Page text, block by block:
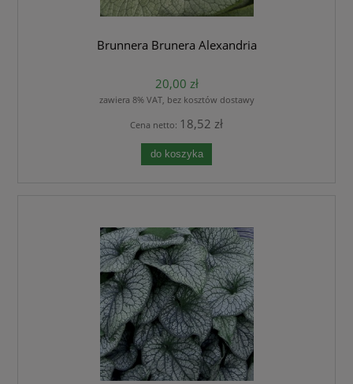
Brunnera Brunera Alexandria
20,00 zł
zawiera 8% VAT, bez kosztów dostawy
Cena netto: 18,52 zł
do koszyka